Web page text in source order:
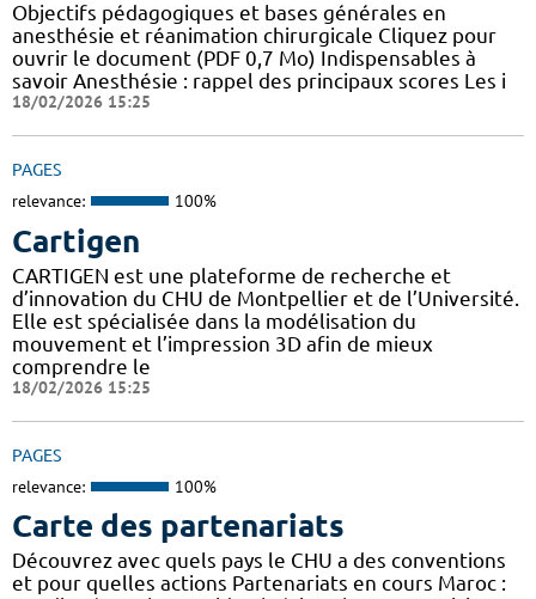
Objectifs pédagogiques et bases générales en
anesthésie et réanimation chirurgicale Cliquez pour
ouvrir le document (PDF 0,7 Mo) Indispensables à
savoir Anesthésie : rappel des principaux scores Les i
18/02/2026 15:25
PAGES
relevance: 100%
Cartigen
CARTIGEN est une plateforme de recherche et
d’innovation du CHU de Montpellier et de l’Université.
Elle est spécialisée dans la modélisation du
mouvement et l’impression 3D afin de mieux
comprendre le
18/02/2026 15:25
PAGES
relevance: 100%
Carte des partenariats
Découvrez avec quels pays le CHU a des conventions
et pour quelles actions Partenariats en cours Maroc :